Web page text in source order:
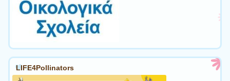
LIFE4Pollinators